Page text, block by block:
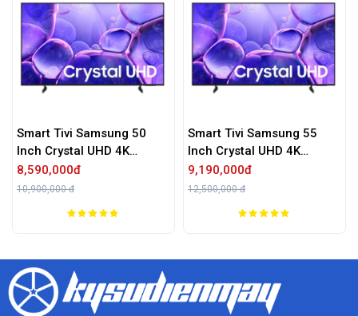
Smart Tivi Samsung 50
Inch Crystal UHD 4K
UA50U8500F
8,590,000đ
10,900,000 đ
Smart Tivi Samsung 55
Inch Crystal UHD 4K
UA55U8500F
9,190,000đ
12,500,000 đ